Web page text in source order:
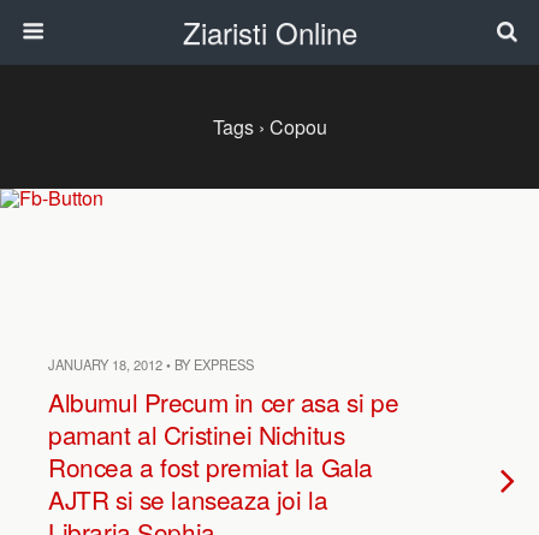
Ziaristi Online
Tags › Copou
JANUARY 18, 2012 • BY EXPRESS
Albumul Precum in cer asa si pe
pamant al Cristinei Nichitus
Roncea a fost premiat la Gala
AJTR si se lanseaza joi la